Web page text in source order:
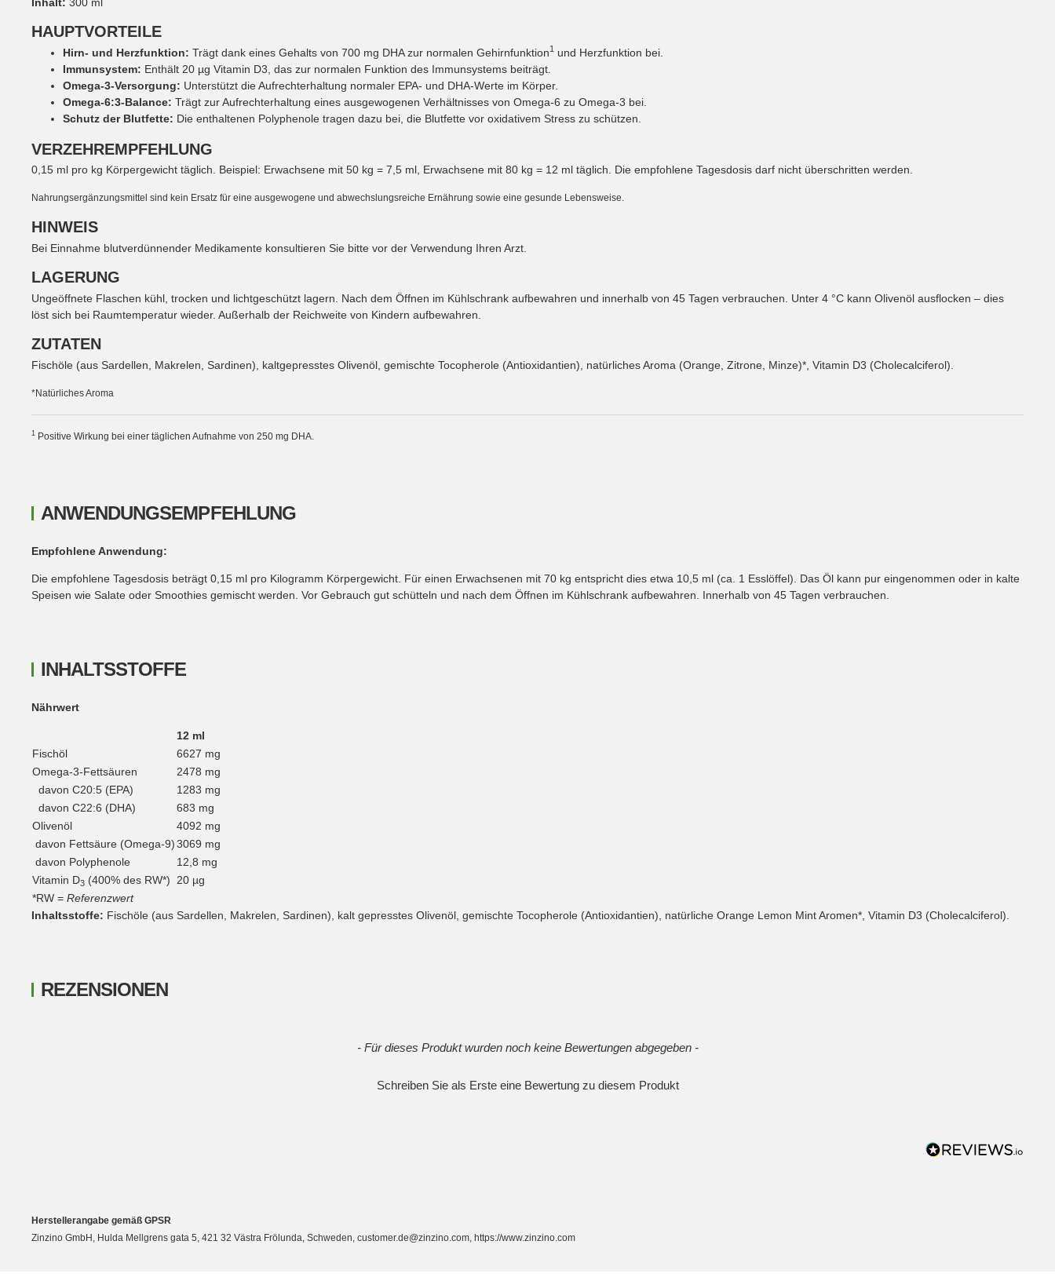
HAUPTVORTEILE
Hirn- und Herzfunktion: Trägt dank eines Gehalts von 700 mg DHA zur normalen Gehirnfunktion1
und Herzfunktion bei.
Immunsystem: Enthält 20 µg Vitamin D3, das zur normalen Funktion des Immunsystems beiträgt.
Omega-3-Versorgung: Unterstützt die Aufrechterhaltung normaler EPA- und DHA-Werte im Körper.
Omega-6:3-Balance: Trägt zur Aufrechterhaltung eines ausgewogenen Verhältnisses von Omega-6 zu Omega-3 bei.
Schutz der Blutfette: Die enthaltenen Polyphenole tragen dazu bei, die Blutfette vor oxidativem Stress zu schützen.
VERZEHREMPFEHLUNG
0,15 ml pro kg Körpergewicht täglich. Beispiel: Erwachsene mit 50 kg = 7,5 ml, Erwachsene mit 80 kg = 12 ml täglich. Die empfohlene Tagesdosis darf nicht überschritten werden.
Nahrungsergänzungsmittel sind kein Ersatz für eine ausgewogene und abwechslungsreiche Ernährung sowie eine gesunde Lebensweise.
HINWEIS
Bei Einnahme blutverdünnender Medikamente konsultieren Sie bitte vor der Verwendung Ihren Arzt.
LAGERUNG
Ungeöffnete Flaschen kühl, trocken und lichtgeschützt lagern. Nach dem Öffnen im Kühlschrank aufbewahren und innerhalb von 45 Tagen verbrauchen. Unter 4 °C kann Olivenöl ausflocken – dies
löst sich bei Raumtemperatur wieder. Außerhalb der Reichweite von Kindern aufbewahren.
ZUTATEN
Fischöle (aus Sardellen, Makrelen, Sardinen), kaltgepresstes Olivenöl, gemischte Tocopherole (Antioxidantien), natürliches Aroma (Orange, Zitrone, Minze)*, Vitamin D3 (Cholecalciferol).
*Natürliches Aroma
1 Positive Wirkung bei einer täglichen Aufnahme von 250 mg DHA.
ANWENDUNGSEMPFEHLUNG
Empfohlene Anwendung:
Die empfohlene Tagesdosis beträgt 0,15 ml pro Kilogramm Körpergewicht. Für einen Erwachsenen mit 70 kg entspricht dies etwa 10,5 ml (ca. 1 Esslöffel). Das Öl kann pur eingenommen oder in kalte
Speisen wie Salate oder Smoothies gemischt werden. Vor Gebrauch gut schütteln und nach dem Öffnen im Kühlschrank aufbewahren. Innerhalb von 45 Tagen verbrauchen.
INHALTSSTOFFE
Nährwert
12 ml
Fischöl
6627 mg
Omega-3-Fettsäuren
2478 mg
davon C20:5 (EPA)
1283 mg
davon C22:6 (DHA)
683 mg
Olivenöl
4092 mg
davon Fettsäure (Omega-9)3069 mg
davon Polyphenole
12,8 mg
Vitamin D3 (400% des RW*)
20 µg
*RW = Referenzwert
Inhaltsstoffe: Fischöle (aus Sardellen, Makrelen, Sardinen), kalt gepresstes Olivenöl, gemischte Tocopherole (Antioxidantien), natürliche Orange Lemon Mint Aromen*, Vitamin D3 (Cholecalciferol).
REZENSIONEN
- Für dieses Produkt wurden noch keine Bewertungen abgegeben -
Schreiben Sie als Erste eine Bewertung zu diesem Produkt
Herstellerangabe gemäß GPSR
Zinzino GmbH, Hulda Mellgrens gata 5, 421 32 Västra Frölunda, Schweden, customer.de@zinzino.com, https://www.zinzino.com